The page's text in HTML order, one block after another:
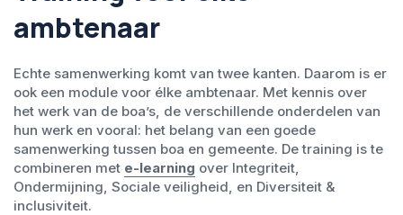
ambtenaar
Echte samenwerking komt van twee kanten. Daarom is er
ook een module voor élke ambtenaar. Met kennis over
het werk van de boa’s, de verschillende onderdelen van
hun werk en vooral: het belang van een goede
samenwerking tussen boa en gemeente. De training is te
combineren met e-learning over Integriteit,
Ondermijning, Sociale veiligheid, en Diversiteit &
inclusiviteit.